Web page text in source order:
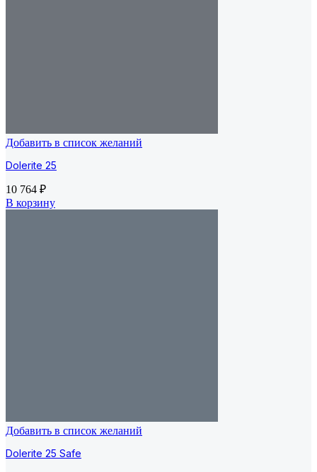
Добавить в список желаний
Dolerite 25
10 764 ₽
В корзину
Добавить в список желаний
Dolerite 25 Safe